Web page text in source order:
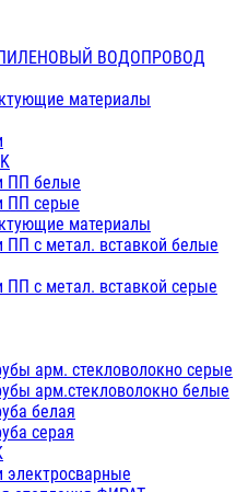
ВОДОПРОВОД
материалы
ПП белые
ПП серые
материалы
ПП с метал. вставкой белые
ПП с метал. вставкой серые
арм. стекловолокно серые
арм.стекловолокно белые
белая
серая
электросварные